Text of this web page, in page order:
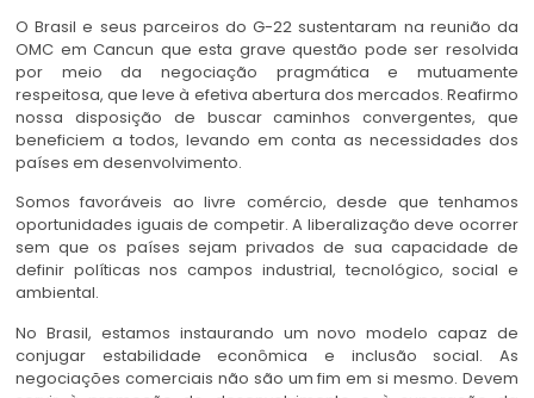
O Brasil e seus parceiros do G-22 sustentaram na reunião da
OMC em Cancun que esta grave questão pode ser resolvida
por meio da negociação pragmática e mutuamente
respeitosa, que leve à efetiva abertura dos mercados. Reafirmo
nossa disposição de buscar caminhos convergentes, que
beneficiem a todos, levando em conta as necessidades dos
países em desenvolvimento.
Somos favoráveis ao livre comércio, desde que tenhamos
oportunidades iguais de competir. A liberalização deve ocorrer
sem que os países sejam privados de sua capacidade de
definir políticas nos campos industrial, tecnológico, social e
ambiental.
No Brasil, estamos instaurando um novo modelo capaz de
conjugar estabilidade econômica e inclusão social. As
negociações comerciais não são um fim em si mesmo. Devem